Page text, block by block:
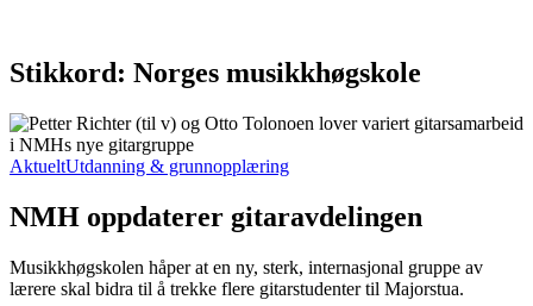
Stikkord: Norges musikkhøgskole
AktueltUtdanning & grunnopplæring
NMH oppdaterer gitaravdelingen
Musikkhøgskolen håper at en ny, sterk, internasjonal gruppe av
lærere skal bidra til å trekke flere gitarstudenter til Majorstua.